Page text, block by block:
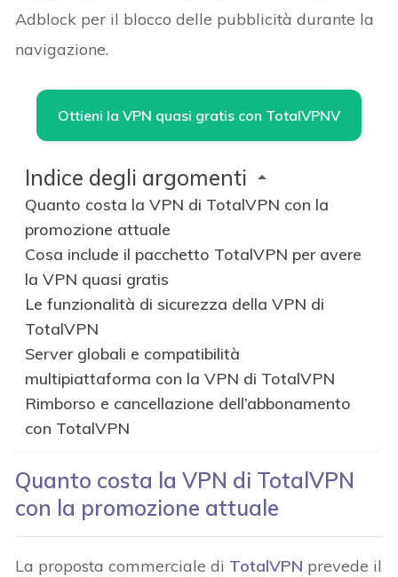
Adblock per il blocco delle pubblicità durante la
navigazione.
Ottieni la VPN quasi gratis con TotalVPNV
Indice degli argomenti
Quanto costa la VPN di TotalVPN con la
promozione attuale
Cosa include il pacchetto TotalVPN per avere
la VPN quasi gratis
Le funzionalità di sicurezza della VPN di
TotalVPN
Server globali e compatibilità
multipiattaforma con la VPN di TotalVPN
Rimborso e cancellazione dell’abbonamento
con TotalVPN
Quanto costa la VPN di TotalVPN
con la promozione attuale
La proposta commerciale di TotalVPN prevede il